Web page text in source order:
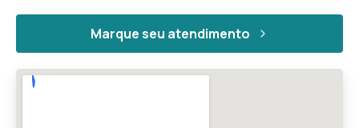
Marque seu atendimento